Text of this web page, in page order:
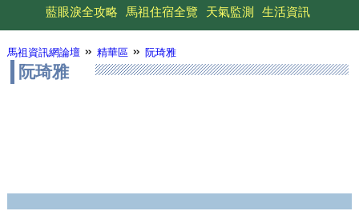
藍眼淚全攻略 馬祖住宿全覽 天氣監測 生活資訊
馬祖資訊網論壇» 精華區» 阮琦雅
阮琦雅